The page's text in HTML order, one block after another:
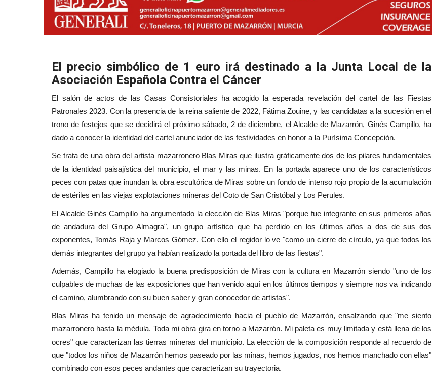
El precio simbólico de 1 euro irá destinado a la Junta Local de la
Asociación Española Contra el Cáncer
El salón de actos de las Casas Consistoriales ha acogido la esperada revelación del cartel de las Fiestas
Patronales 2023. Con la presencia de la reina saliente de 2022, Fátima Zouine, y las candidatas a la sucesión en el
trono de festejos que se decidirá el próximo sábado, 2 de diciembre, el Alcalde de Mazarrón, Ginés Campillo, ha
dado a conocer la identidad del cartel anunciador de las festividades en honor a la Purísima Concepción.
Se trata de una obra del artista mazarronero Blas Miras que ilustra gráficamente dos de los pilares fundamentales
de la identidad paisajística del municipio, el mar y las minas. En la portada aparece uno de los característicos
peces con patas que inundan la obra escultórica de Miras sobre un fondo de intenso rojo propio de la acumulación
de estériles en las viejas explotaciones mineras del Coto de San Cristóbal y Los Perules.
El Alcalde Ginés Campillo ha argumentado la elección de Blas Miras "porque fue integrante en sus primeros años
de andadura del Grupo Almagra", un grupo artístico que ha perdido en los últimos años a dos de sus dos
exponentes, Tomás Raja y Marcos Gómez. Con ello el regidor lo ve "como un cierre de círculo, ya que todos los
demás integrantes del grupo ya habían realizado la portada del libro de las fiestas".
Además, Campillo ha elogiado la buena predisposición de Miras con la cultura en Mazarrón siendo "uno de los
culpables de muchas de las exposiciones que han venido aquí en los últimos tiempos y siempre nos va indicando
el camino, alumbrando con su buen saber y gran conocedor de artistas".
Blas Miras ha tenido un mensaje de agradecimiento hacia el pueblo de Mazarrón, ensalzando que "me siento
mazarronero hasta la médula. Toda mi obra gira en torno a Mazarrón. Mi paleta es muy limitada y está llena de los
ocres" que caracterizan las tierras mineras del municipio. La elección de la composición responde al recuerdo de
que "todos los niños de Mazarrón hemos paseado por las minas, hemos jugados, nos hemos manchado con ellas"
combinado con esos peces andantes que caracterizan su trayectoria.